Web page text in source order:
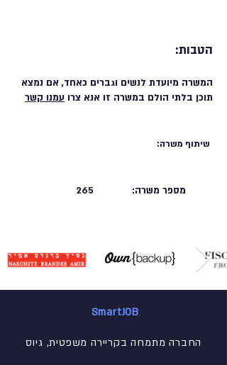
הטבות:
המשרה מיועדת לנשים וגברים כאחד, אם נמצא
תוכן בלתי הולם במשרה זו אנא צרו עמנו קשר
שיתוף משרה:
265 מספר משרה:
SmartJOB
החברה מתמחה בקריירה משפטית, גיוס